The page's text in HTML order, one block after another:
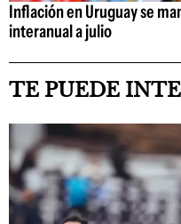
Inflación en Uruguay se
interanual a julio
TE PUEDE